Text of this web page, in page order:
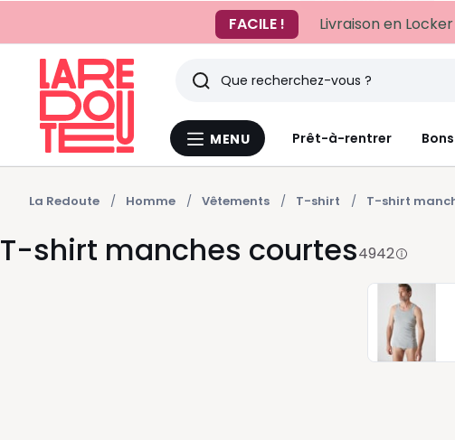
FACILE !
Livraison en Locker
Menu
MENU Prêt-à-rentrer
Rechercher
Derniers
articles
vus
La Redoute Homme Vêtements T-shirt T-shirt
T-shirt manches courtes4942